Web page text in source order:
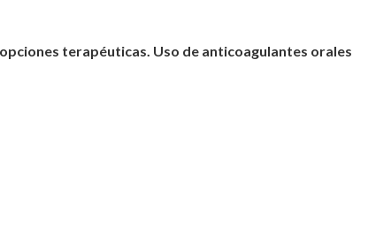
terapéuticas. Uso de anticoagulantes orales